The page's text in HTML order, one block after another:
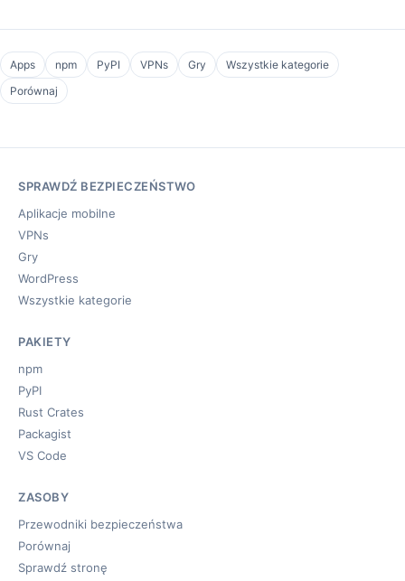
Apps npm PyPI VPNs Gry
Wszystkie kategorie
Porównaj
SPRAWDŹ BEZPIECZEŃSTWO
Aplikacje mobilne
VPNs
Gry
WordPress
Wszystkie kategorie
PAKIETY
npm
PyPI
Rust Crates
Packagist
VS Code
ZASOBY
Przewodniki bezpieczeństwa
Porównaj
Sprawdź stronę